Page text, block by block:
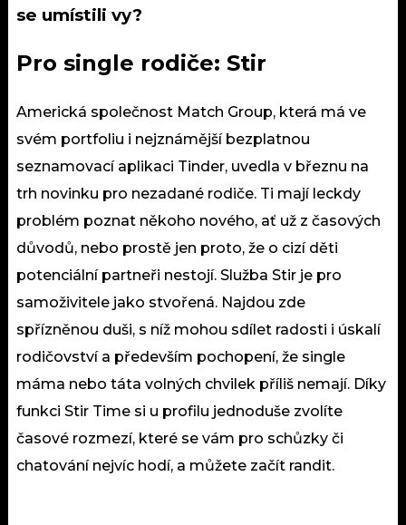
se umístili vy?
Pro single rodiče: Stir
Americká společnost Match Group, která má ve
svém portfoliu i nejznámější bezplatnou
seznamovací aplikaci Tinder, uvedla v březnu na
trh novinku pro nezadané rodiče. Ti mají leckdy
problém poznat někoho nového, ať už z časových
důvodů, nebo prostě jen proto, že o cizí děti
potenciální partneři nestojí. Služba Stir je pro
samoživitele jako stvořená. Najdou zde
spřízněnou duši, s níž mohou sdílet radosti i úskalí
rodičovství a především pochopení, že single
máma nebo táta volných chvilek příliš nemají. Díky
funkci Stir Time si u profilu jednoduše zvolíte
časové rozmezí, které se vám pro schůzky či
chatování nejvíc hodí, a můžete začít randit.